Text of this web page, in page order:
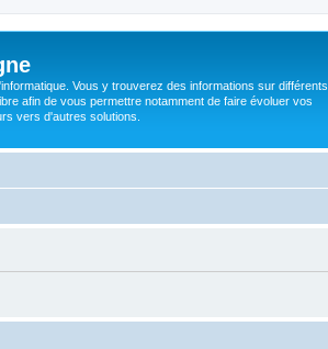
Vous y trouverez des informations sur différents
afin de vous permettre notamment de faire évoluer vos
vers d'autres solutions.